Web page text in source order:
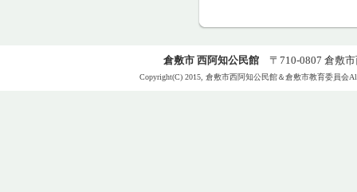
倉敷市 西阿知公民館 〒710-0807 倉敷
Copyright(C) 2015, 倉敷市西阿知公民館＆倉敷市教育委員